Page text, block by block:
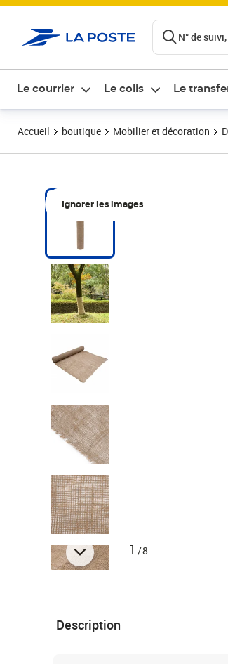
N° de
Le courrier Le colis Le
Accueil boutique Mobilier et décoration
Ignorer les images
1 /8
Description